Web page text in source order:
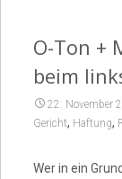
O-Ton +
beim
22. November
Gericht, Haftung,
Wer in ein